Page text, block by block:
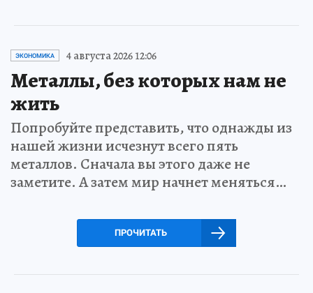
ЭКОНОМИКА 4 августа 2026 12:06
Металлы, без которых нам не
жить
Попробуйте представить, что однажды из
нашей жизни исчезнут всего пять
металлов. Сначала вы этого даже не
заметите. А затем мир начнет меняться…
ПРОЧИТАТЬ